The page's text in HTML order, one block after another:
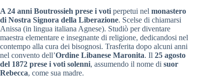
A 24 anni Boutrossieh prese i voti perpetui nel monastero
di Nostra Signora della Liberazione. Scelse di chiamarsi
Anissa (in lingua italiana Agnese). Studiò per diventare
maestra elementare e insegnante di religione, dedicandosi nel
contempo alla cura dei bisognosi. Trasferita dopo alcuni anni
nel convento dell’Ordine Libanese Maronita. Il 25 agosto
del 1872 prese i voti solenni, assumendo il nome di suor
Rebecca, come sua madre.